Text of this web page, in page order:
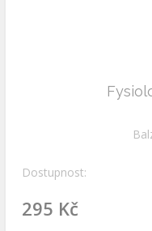
Dostupnost:
295 Kč